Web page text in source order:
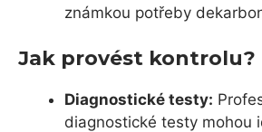
známkou potřeby
Jak provést kontrolu?
Diagnostické testy:
diagnostické testy mohou